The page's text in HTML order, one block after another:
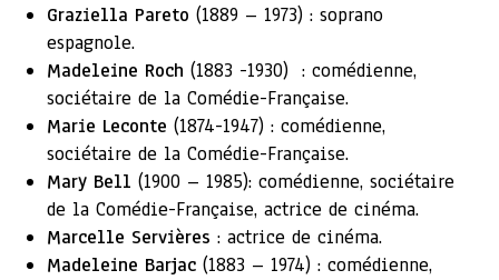
Graziella Pareto (1889 – 1973) : soprano
espagnole.
Madeleine Roch (1883 -1930) : comédienne,
sociétaire de la Comédie-Française.
Marie Leconte (1874-1947) : comédienne,
sociétaire de la Comédie-Française.
Mary Bell (1900 – 1985): comédienne, sociétaire
de la Comédie-Française, actrice de cinéma.
Marcelle Servières : actrice de cinéma.
Madeleine Barjac (1883 – 1974) : comédienne,